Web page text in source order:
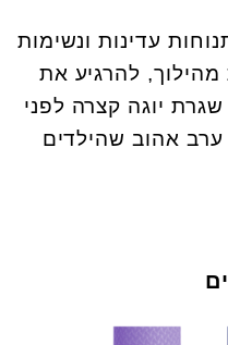
עדינות ונשימות
מהילוך, להרגיע את
יוגה קצרה לפני
אהוב שהילדים